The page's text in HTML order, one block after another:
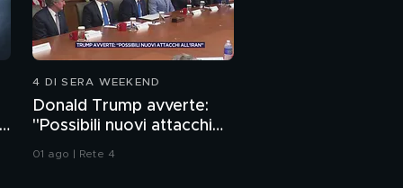
4 DI SERA WEEKEND
Donald Trump avverte:
"Possibili nuovi attacchi
all'Iran"
01 ago | Rete 4